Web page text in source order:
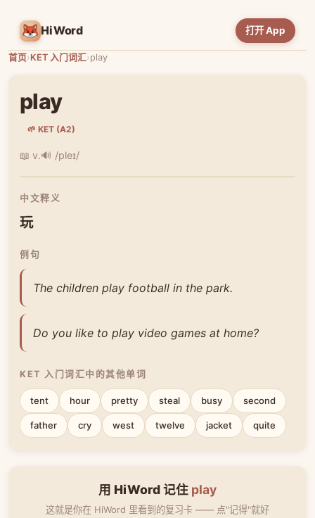
HiWord 打开 App
首页›KET 入门词汇›play
play
🌱 KET (A2)
📖 v.🔊 /pleɪ/
中文释义
玩
例句
The children play football in the park.
Do you like to play video games at home?
KET 入门词汇中的其他单词
tent hour pretty steal busy second
father cry west twelve jacket quite
用 HiWord 记住 play
这就是你在 HiWord 里看到的复习卡 —— 点"记得"就好